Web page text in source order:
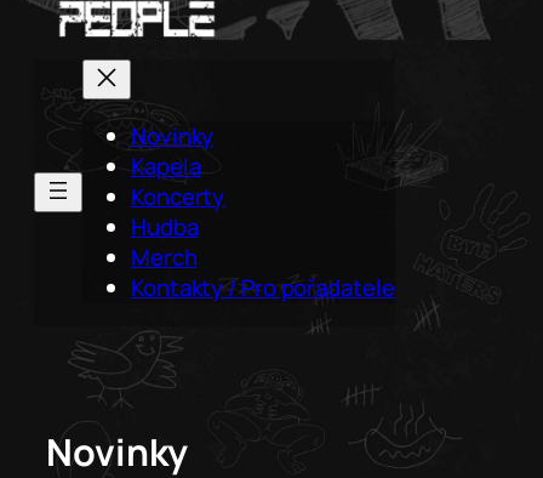
Novinky
Kapela
Koncerty
Hudba
Merch
Kontakty / Pro pořadatele
Novinky